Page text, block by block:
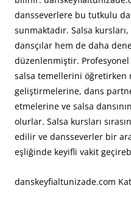
dansseverlere bu tutkulu
sunmaktadır. Salsa
dansçılar hem de daha
düzenlenmiştir.
salsa temellerini öğretirken
geliştirmelerine, dans
etmelerine ve salsa
olurlar. Salsa kursları
edilir ve dansseverler bir
eşliğinde keyifli vakit
danskeyfialtunizade.com